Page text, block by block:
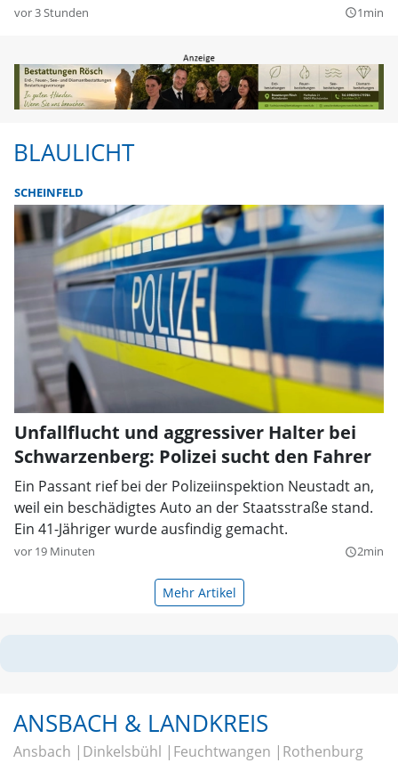
vor 3 Stunden query_builder1min
BLAULICHT
SCHEINFELD
Unfallflucht und aggressiver Halter bei
Schwarzenberg: Polizei sucht den Fahrer
Ein Passant rief bei der Polizeiinspektion Neustadt an,
weil ein beschädigtes Auto an der Staatsstraße stand.
Ein 41-Jähriger wurde ausfindig gemacht.
vor 19 Minuten query_builder2min
Mehr Artikel
ANSBACH & LANDKREIS
Ansbach Dinkelsbühl Feuchtwangen Rothenburg